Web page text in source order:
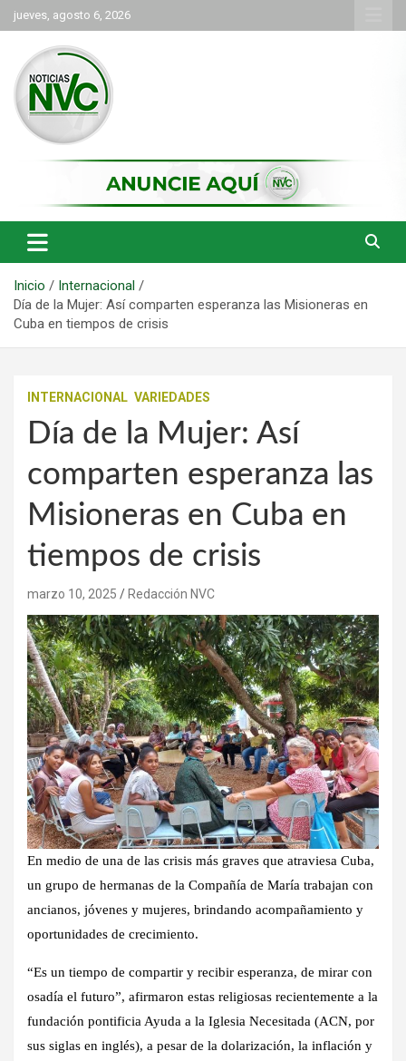
Saltar
al
contenido
jueves, agosto 6, 2026
NVC Noticias
Inicio
Internacional
Día de la Mujer: Así comparten esperanza las Misioneras en
Cuba en tiempos de crisis
INTERNACIONAL VARIEDADES
Día de la Mujer: Así
comparten esperanza las
Misioneras en Cuba en
tiempos de crisis
marzo 10, 2025 Redacción NVC
En medio de una de las crisis más graves que atraviesa Cuba,
un grupo de hermanas de la Compañía de María trabajan con
ancianos, jóvenes y mujeres, brindando acompañamiento y
oportunidades de crecimiento.
“Es un tiempo de compartir y recibir esperanza, de mirar con
osadía el futuro”, afirmaron estas religiosas recientemente a la
fundación pontificia Ayuda a la Iglesia Necesitada (ACN, por
sus siglas en inglés), a pesar de la dolarización, la inflación y